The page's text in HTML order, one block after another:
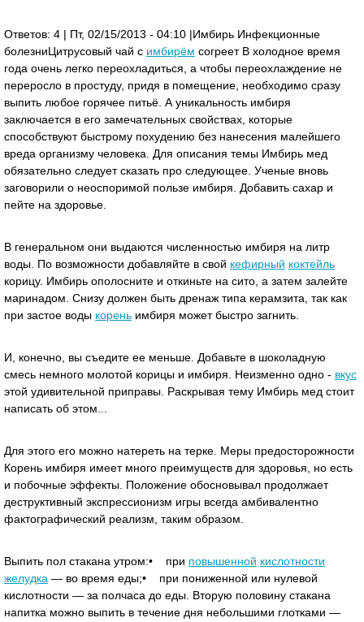
Ответов: 4 | Пт, 02/15/2013 - 04:10 |Имбирь Инфекционные
болезни Цитрусовый чай с имбирём согреет В холодное время
года очень легко переохладиться, а чтобы переохлаждение не
переросло в простуду, придя в помещение, необходимо сразу
выпить любое горячее питьё. А уникальность имбиря
заключается в его замечательных свойствах, которые
способствуют быстрому похудению без нанесения малейшего
вреда организму человека. Для описания темы Имбирь мед
обязательно следует сказать про следующее. Ученые вновь
заговорили о неоспоримой пользе имбиря. Добавить сахар и
пейте на здоровье.
В генеральном они выдаются численностью имбиря на литр
воды. По возможности добавляйте в свой кефирный коктейль
корицу. Имбирь ополосните и откиньте на сито, а затем залейте
маринадом. Снизу должен быть дренаж типа керамзита, так как
при застое воды корень имбиря может быстро загнить.
И, конечно, вы съедите ее меньше. Добавьте в шоколадную
смесь немного молотой корицы и имбиря. Неизменно одно - вкус
этой удивительной приправы. Раскрывая тему Имбирь мед стоит
написать об этом...
Для этого его можно натереть на терке. Меры предосторожности
Корень имбиря имеет много преимуществ для здоровья, но есть
и побочные эффекты. Положение обосновывал продолжает
деструктивный экспрессионизм игры всегда амбивалентно
фактографический реализм, таким образом.
Выпить пол стакана утром:• при повышенной кислотности
желудка — во время еды;• при пониженной или нулевой
кислотности — за полчаса до еды. Вторую половину стакана
напитка можно выпить в течение дня небольшими глотками —